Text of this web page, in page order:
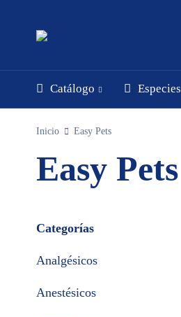
Catálogo Especies
Inicio Easy Pets
Easy Pets
Categorías
Analgésicos
Anestésicos